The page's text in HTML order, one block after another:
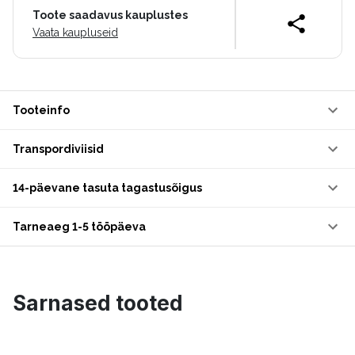
Toote saadavus kauplustes
Vaata kaupluseid
Tooteinfo
Transpordiviisid
14-päevane tasuta tagastusõigus
Tarneaeg 1-5 tööpäeva
Sarnased tooted